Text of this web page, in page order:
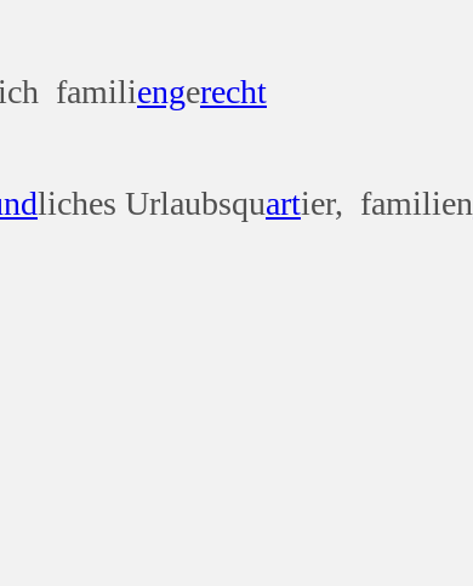
familiengerecht
liches Urlaubsquartier, familien